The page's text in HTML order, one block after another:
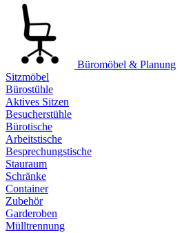
Büromöbel & Planung
Sitzmöbel
Bürostühle
Aktives Sitzen
Besucherstühle
Bürotische
Arbeitstische
Besprechungstische
Stauraum
Schränke
Container
Zubehör
Garderoben
Mülltrennung